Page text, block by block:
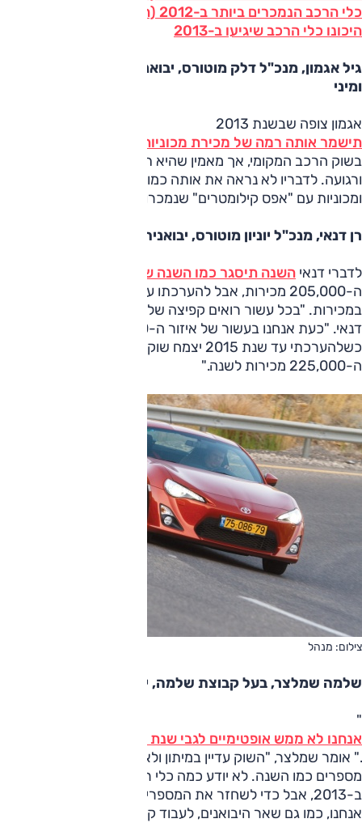
כלי הרכב הנמכרים ביותר ב-2012 (חלק ב')
היכונו כלי הרכב שיגיעו ב-2013
גיל אגמון, מנכ"ל דלק מוטורס, יבואנית מאזדה, פורד, ב.מ.וו
ומיני
אגמון צופה שבשנת 2013
תישמר אותה רמה של מכירת מכוניות חדשות
בשוק הרכב המקומי, אך מאמין שהיא תהיה הרבה יותר יציבה
ורגועה. לדבריו לא נראה את אותה כמות מבצעים מטורפת
ומכוניות עם "אפס קילומטרים" שנמכרו על ידי חברות הליסינג.
רן דנאי, מנכ"ל יוניון מוטורס, יבואנית טויוטה
לדברי דנאי השנה תיסגר כמו השנה שחלפה
כשלהערכתי עד שנת 2015 יצמח שוק הרכב הישראלי לאזור
ה-225,000 מכירות לשנה."
צילום: מנהל
שלמה שמלצר, בעל קבוצת שלמה, יבואנית אופל
"
אנחנו לא ממש אופטימיים לגבי שנת 2013
." אומר שמלצר, "השוק עדיין במיתון ולא בטוח שנגיע לאותם
מספרים כמו השנה. לא יודע כמה כלי רכב ישווקו בישראל
ב-2013, אבל כדי לשחזר את המספרים של השנה נצטרך
אנחנו, כמו גם שאר היבואנים, לעבוד קשה מאוד."